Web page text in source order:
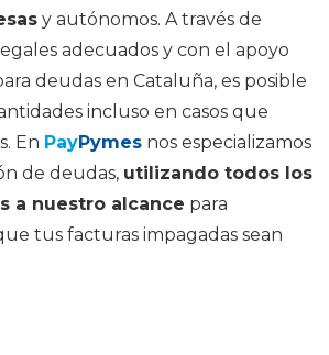
y autónomos. A través de
adecuados y con el apoyo
deudas en Cataluña, es posible
incluso en casos que
En PayPymes nos especializamos
de deudas, utilizando todos los
a nuestro alcance para
tus facturas impagadas sean